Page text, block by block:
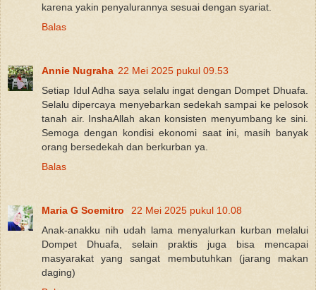
karena yakin penyalurannya sesuai dengan syariat.
Balas
Annie Nugraha 22 Mei 2025 pukul 09.53
Setiap Idul Adha saya selalu ingat dengan Dompet Dhuafa.
Selalu dipercaya menyebarkan sedekah sampai ke pelosok
tanah air. InshaAllah akan konsisten menyumbang ke sini.
Semoga dengan kondisi ekonomi saat ini, masih banyak
orang bersedekah dan berkurban ya.
Balas
Maria G Soemitro
22 Mei 2025 pukul 10.08
Anak-anakku nih udah lama menyalurkan kurban melalui
Dompet Dhuafa, selain praktis juga bisa mencapai
masyarakat yang sangat membutuhkan (jarang makan
daging)